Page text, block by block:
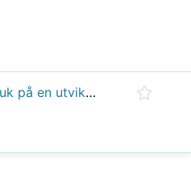
Effekter av opiatmisbruk på en utviklingsfetus